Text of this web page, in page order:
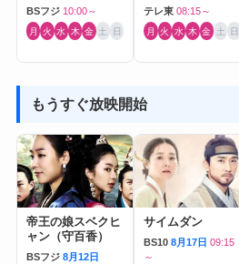
BSフジ 10:00～
月 火 水 木 金 土 日
テレ東 08:15～
月 火 水 木 金 土 日
もうすぐ放映開始
帝王の娘スベクヒ
ャン（守百香）
BSフジ 8月12日
サイムダン
BS10 8月17日 09:15
～